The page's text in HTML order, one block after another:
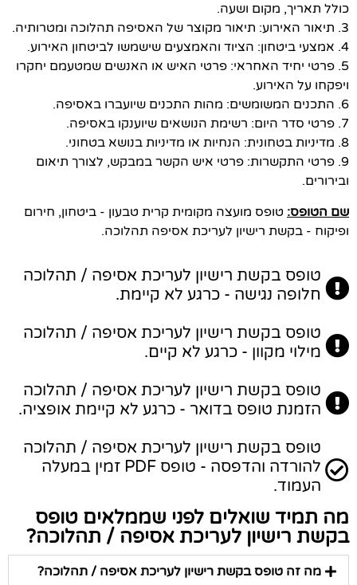
כולל תאריך, מקום ושעה.
3. תיאור האירוע: תיאור מקוצר של האסיפה תהלוכה ומטרותיה.
4. אמצעי ביטחון: הציוד והאמצעים שישמשו לביטחון האירוע.
5. פרטי יחיד האחראי: פרטי האיש או האנשים שמטעמם יחקרו
ויפקחו על האירוע.
6. התכנים המשומשים: מהות התכנים שיועברו באסיפה.
7. פרטי סדר היום: רשימת הנושאים שיוענקו באסיפה.
8. מדיניות בטחונית: הנחיות או מדיניות בנושא בטחוני.
9. פרטי התקשרות: פרטי איש הקשר במבקש, לצורך תיאום
ובירורים.
שם הטופס: טופס מועצה מקומית קרית טבעון - ביטחון, חירום
ופיקוח - בקשת רישיון לעריכת אסיפה תהלוכה.
טופס בקשת רישיון לעריכת אסיפה / תהלוכה
חלופה נגישה - כרגע לא קיימת.
טופס בקשת רישיון לעריכת אסיפה / תהלוכה
מילוי מקוון - כרגע לא קיים.
טופס בקשת רישיון לעריכת אסיפה / תהלוכה
הזמנת טופס בדואר - כרגע לא קיימת אופציה.
טופס בקשת רישיון לעריכת אסיפה / תהלוכה
להורדה והדפסה - טופס PDF זמין במעלה
העמוד.
מה תמיד שואלים לפני שממלאים טופס
בקשת רישיון לעריכת אסיפה / תהלוכה?
מה זה טופס בקשת רישיון לעריכת אסיפה / תהלוכה?